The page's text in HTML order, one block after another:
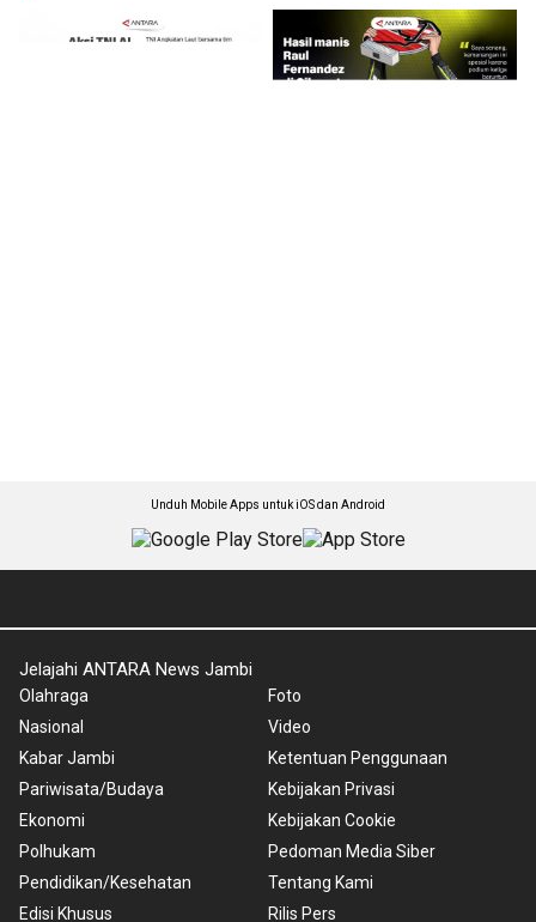
Unduh Mobile Apps untuk iOS dan Android
Jelajahi ANTARA News Jambi
Olahraga
Nasional
Kabar Jambi
Pariwisata/Budaya
Ekonomi
Polhukam
Pendidikan/Kesehatan
Edisi Khusus
Foto
Video
Ketentuan Penggunaan
Kebijakan Privasi
Kebijakan Cookie
Pedoman Media Siber
Tentang Kami
Rilis Pers